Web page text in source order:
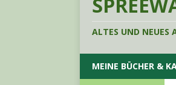
ALTES UND NEUES
MEINE BÜCHER &